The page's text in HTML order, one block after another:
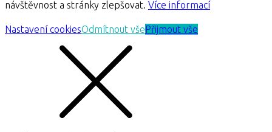
návštěvnost a stránky zlepšovat. Více informací
Nastavení cookiesOdmítnout všePřijmout vše